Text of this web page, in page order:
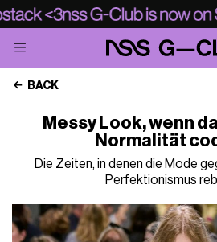
BACK
Messy Look, wenn
Normalität
Die Zeiten, in denen die Mode
Perfektionismus